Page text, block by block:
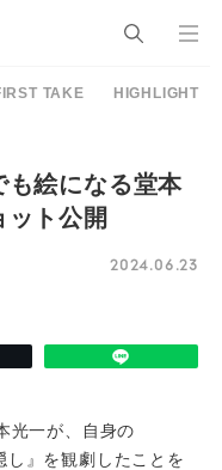
TAKE HIGHLIGHT
も絵になる堂本
ト公開
2024.06.23
光一が、自身の
』を観劇したことを